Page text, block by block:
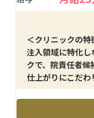
的なキャリア形成
＜クリニックの特
注入領域に特化
クで、院責任者候
仕上がりにこだ
上の症例を担当
重視した診療が行